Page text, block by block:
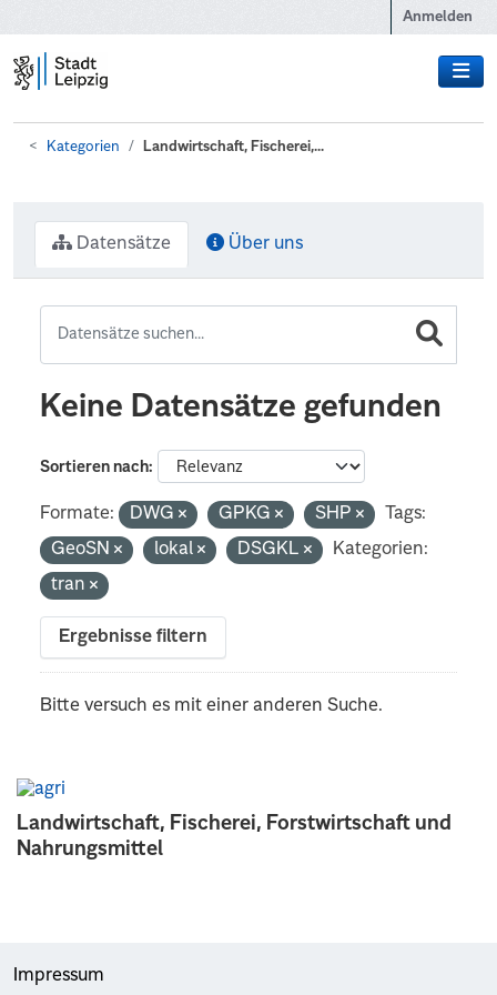
Anmelden
Kategorien Landwirtschaft, Fischerei,...
Landwirtschaft, Fischerei, Forstwirtschaft und
Nahrungsmittel
Datensätze Über uns
Keine Datensätze gefunden
Sortieren nach
Formate: DWG GPKG SHP
Tags:
GeoSN
lokal DSGKL
Kategorien:
tran
Ergebnisse filtern
Bitte versuch es mit einer anderen Suche.
Impressum